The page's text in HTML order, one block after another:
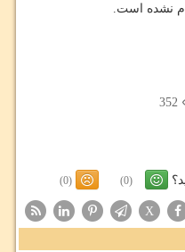
نشده است.
352
(0)
(0)
X